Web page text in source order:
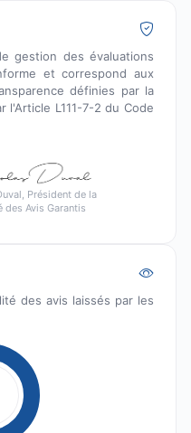
gestion des évaluations
et correspond aux
définies par la
l'Article L111-7-2 du Code
Président de la
des Avis Garantis
des avis laissés par les